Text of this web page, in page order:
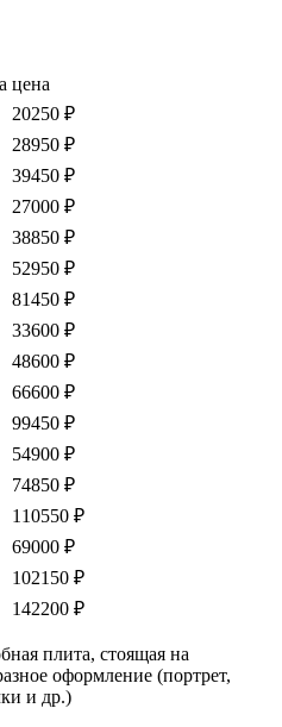
цена
20250 ₽
28950 ₽
39450 ₽
27000 ₽
38850 ₽
52950 ₽
81450 ₽
33600 ₽
48600 ₽
66600 ₽
99450 ₽
54900 ₽
74850 ₽
110550 ₽
69000 ₽
102150 ₽
142200 ₽
плита, стоящая на
оформление (портрет,
и др.)